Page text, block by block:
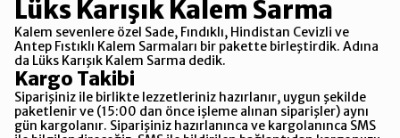
Lüks Karışık Kalem Sarma
Kalem sevenlere özel Sade, Fındıklı, Hindistan Cevizli ve
Antep Fıstıklı Kalem Sarmaları bir pakette birleştirdik. Adına
da Lüks Karışık Kalem Sarma dedik.
Kargo Takibi
Siparişiniz ile birlikte lezzetleriniz hazırlanır, uygun şekilde
paketlenir ve (15:00 dan önce işleme alınan siparişler) aynı
gün kargolanır. Siparişiniz hazırlanınca ve kargolanınca SMS